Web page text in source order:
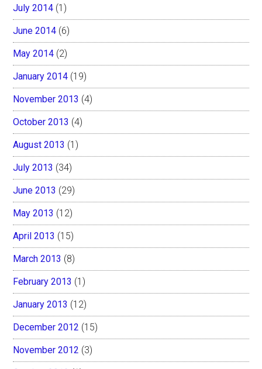
July 2014 (1)
June 2014 (6)
May 2014 (2)
January 2014 (19)
November 2013 (4)
October 2013 (4)
August 2013 (1)
July 2013 (34)
June 2013 (29)
May 2013 (12)
April 2013 (15)
March 2013 (8)
February 2013 (1)
January 2013 (12)
December 2012 (15)
November 2012 (3)